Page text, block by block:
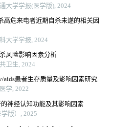
大学学报(医学版), 2024
高危来电者近期自杀未遂的相关因
大学学报, 2024
风险影响因素分析
卫生, 2024
aids患者生存质量及影响因素研究
学, 2022
神经认知功能及其影响因素
版）, 2025